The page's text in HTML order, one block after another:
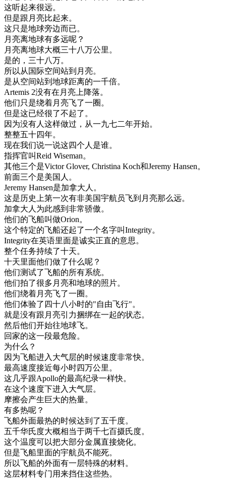
这听起来很远。
但是跟月亮比起来。
这只是地球旁边而已。
月亮离地球有多远呢 ？
月亮离地球大概三十八万公里。
是的 ， 三十八万。
所以从国际空间站到 月亮。
是从空间站到 地球距离的一千倍。
Artemis 2没有在月亮上降落。
他们只是绕着月亮飞了一圈。
但是这已经很了不起了。
因为没有人这样做过 ， 从一九七二年开始。
整整五十四年。
现在我们说一说这四个人是谁。
指挥官叫Reid Wiseman。
其他三个是Victor Glover, Christina Koch和Jeremy Hansen。
前面三个是美国 人。
Jeremy Hansen是加拿大人。
这是历史上第一次有非美国宇航员飞到 月亮那么远。
加拿大人为此感到 非常骄傲。
他们的飞船叫做Orion。
这个特定的飞船还起了一个名字叫Integrity。
Integrity在英语里面是诚实正直的意思。
整个任务持续了十天。
十天里面他们做了什么呢 ？
他们测试了飞船的所有系统。
他们拍了很多月亮和地球的照片。
他们绕着月亮飞了一圈。
他们体验了 四十八小时的"自由飞行"。
就是没有跟月亮引力捆绑在一起的状态。
然后他们开始往地球飞。
回家的这一段最危险。
为什么 ？
因为飞船进入大气层的时候速度非常快。
最高速度接近每小时四万公里。
这几乎跟Apollo的最高纪录一样快。
在这个速度下进入大气层。
摩擦会产生巨大的热量。
有多热呢 ？
飞船外面最热的时候达到 了五千度。
五千华氏度大概相当于两千七百摄氏度。
这个温度可以把大部分金属直接烧化。
但是飞船里面的宇航员不能死。
所以飞船的外面有一层特殊的材料。
这层材料专门用来挡住这些热。